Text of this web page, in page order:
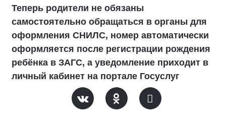
Теперь родители не обязаны
самостоятельно обращаться в органы для
оформления СНИЛС, номер автоматически
оформляется после регистрации рождения
ребёнка в ЗАГС, а уведомление приходит в
личный кабинет на портале Госуслуг